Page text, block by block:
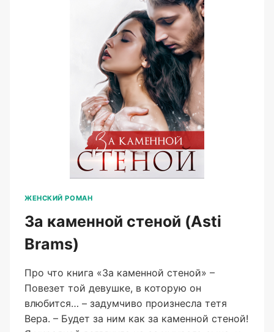
ЖЕНСКИЙ РОМАН
За каменной стеной (Asti
Brams)
Про что книга «За каменной стеной» –
Повезет той девушке, в которую он
влюбится… – задумчиво произнесла тетя
Вера. – Будет за ним как за каменной стеной!